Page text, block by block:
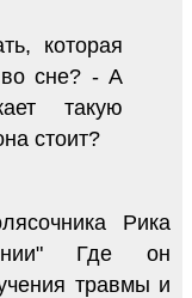
которая
во сне? - А
такую
стоит?
Рика
Где он
травмы и